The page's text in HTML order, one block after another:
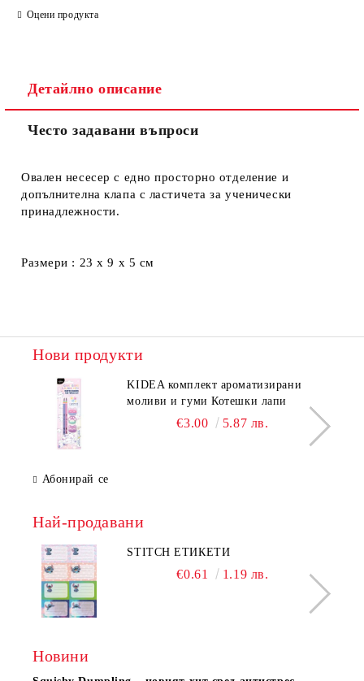
Оцени продукта
Детайлно описание
Често задавани въпроси
Овален несесер с едно просторно отделение и
допълнителна клапа с ластичета за ученически
принадлежности.
Размери : 23 х 9 х 5 см
Нови продукти
KIDEA комплект ароматизирани
моливи и гуми Котешки лапи
€3.00 5.87 лв.
Абонирай се
Най-продавани
STITCH ЕТИКЕТИ
€0.61 1.19 лв.
Новини